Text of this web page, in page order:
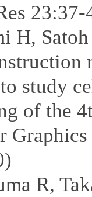
H,
study
of the
R,